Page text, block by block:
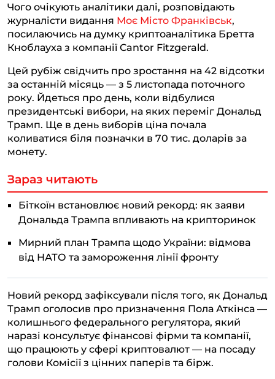
a
m
o
k
p
p
n
k
Чого очікують аналітики далі, розповідають
журналісти видання Моє Місто Франківськ,
посилаючись на думку криптоаналітика Бретта
Кноблауха з компанії Cantor Fitzgerald.
Цей рубіж свідчить про зростання на 42 відсотки
за останній місяць — з 5 листопада поточного
року. Йдеться про день, коли відбулися
президентські вибори, на яких переміг Дональд
Трамп. Ще в день виборів ціна почала
коливатися біля позначки в 70 тис. доларів за
монету.
Зараз читають
Біткоїн встановлює новий рекорд: як заяви
Дональда Трампа впливають на крипторинок
Мирний план Трампа щодо України: відмова
від НАТО та замороження лінії фронту
Новий рекорд зафіксували після того, як Дональд
Трамп оголосив про призначення Пола Аткінса —
колишнього федерального регулятора, який
наразі консультує фінансові фірми та компанії,
що працюють у сфері криптовалют — на посаду
голови Комісії з цінних паперів та бірж.